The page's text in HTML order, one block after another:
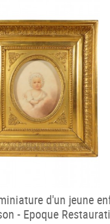
d'un jeune
- Epoque